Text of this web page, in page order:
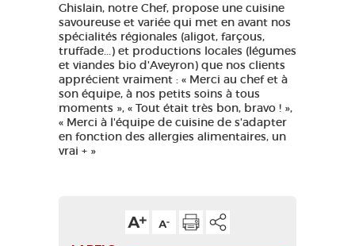
Ghislain, notre Chef, propose une cuisine
savoureuse et variée qui met en avant nos
spécialités régionales (aligot, farçous,
truffade...) et productions locales (légumes
et viandes bio d'Aveyron) que nos clients
apprécient vraiment : « Merci au chef et à
son équipe, à nos petits soins à tous
moments », « Tout était très bon, bravo ! »,
« Merci à l'équipe de cuisine de s'adapter
en fonction des allergies alimentaires, un
vrai + »